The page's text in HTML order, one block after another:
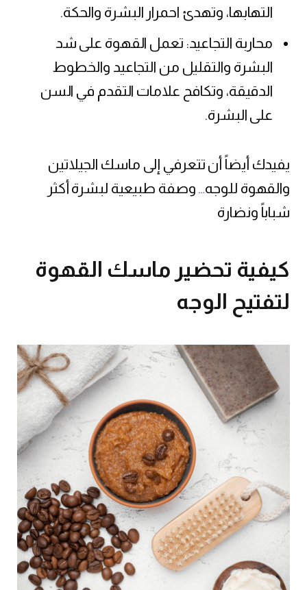
التهابها، وتهدئ احمرار البشرة والحكة.
محاربة التجاعيد: تعمل القهوة على شد
البشرة والتقليل من التجاعيد والخطوط
الدقيقة، وتكافح علامات التقدم في السن
على البشرة.
يفيدك أيضاً أن تتعرفي إلى ماسك الجيلاتين
والقهوة للوجه… وصفة طبيعية لبشرة أكثر
شباباً ونضارة
كيفية تحضير ماسك القهوة
لتفتيح الوجه